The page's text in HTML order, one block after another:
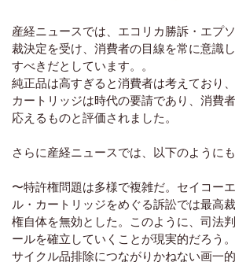
産経ニュースでは、エコリカ勝訴・エプ
裁決定を受け、消費者の目線を常に意識
すべきだとしています。。
純正品は高すぎると消費者は考えており
カートリッジは時代の要請であり、消費
応えるものと評価されました。
さらに産経ニュースでは、以下のように
〜特許権問題は多様で複雑だ。セイコー
ル・カートリッジをめぐる訴訟では最高
権自体を無効とした。このように、司法
ールを確立していくことが現実的だろう
サイクル品排除につながりかねない画一